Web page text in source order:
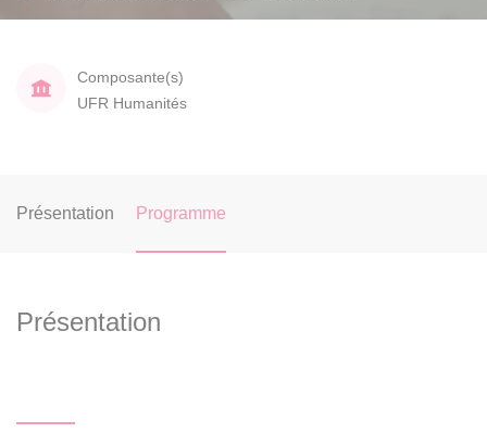
Composante(s)
UFR Humanités
Présentation Programme
Présentation